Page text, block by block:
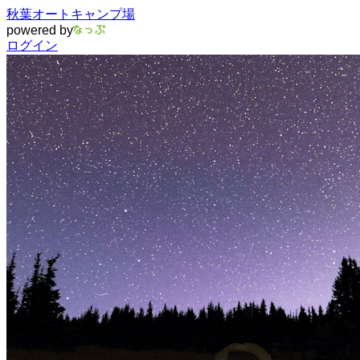
秋葉オートキャンプ場
powered by
ログイン